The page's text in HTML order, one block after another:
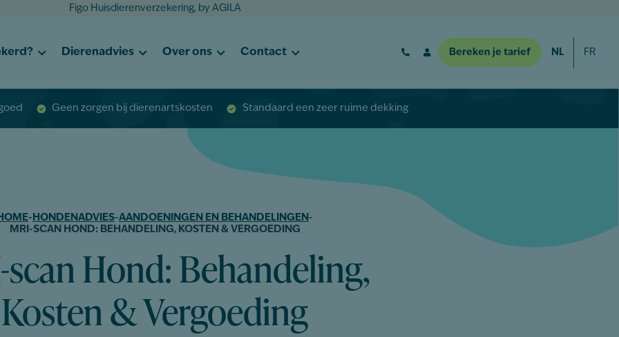
Figo Huisdierenverzekering, by AGILA
Dierenadvies Over ons Contact Bereken je tarief NL FR
Geen zorgen bij dierenartskosten Standaard een zeer ruime dekking
- HONDENADVIES-AANDOENINGEN EN BEHANDELINGEN -
MRI-SCAN HOND: BEHANDELING, KOSTEN & VERGOEDING
Hond: Behandeling,
Kosten & Vergoeding